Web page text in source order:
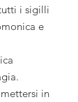
i sigilli
e
in